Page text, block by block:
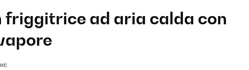
friggitrice ad aria calda con